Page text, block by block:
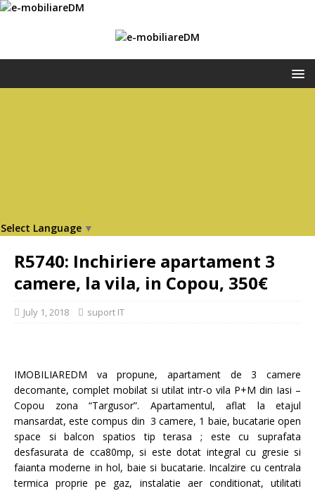
Select Language ▼
R5740: Inchiriere apartament 3
camere, la vila, in Copou, 350€
July 1, 2018 suport IT
IMOBILIAREDM va propune, apartament de 3 camere
decomante, complet mobilat si utilat intr-o vila P+M din Iasi –
Copou zona “Targusor”. Apartamentul, aflat la etajul
mansardat, este compus din 3 camere, 1 baie, bucatarie open
space si balcon spatios tip terasa ; este cu suprafata
desfasurata de cca80mp, si este dotat integral cu gresie si
faianta moderne in hol, baie si bucatarie. Incalzire cu centrala
termica proprie pe gaz, instalatie aer conditionat, utilitati